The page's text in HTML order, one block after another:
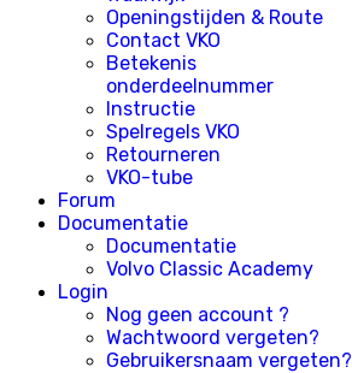
Openingstijden & Route
Contact VKO
Betekenis
onderdeelnummer
Instructie
Spelregels VKO
Retourneren
VKO-tube
Forum
Documentatie
Documentatie
Volvo Classic Academy
Login
Nog geen account ?
Wachtwoord vergeten?
Gebruikersnaam vergeten?